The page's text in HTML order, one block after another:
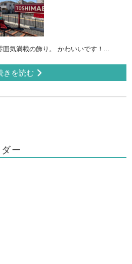
囲気満載の飾り。 かわいいです！...
きを読む
ー